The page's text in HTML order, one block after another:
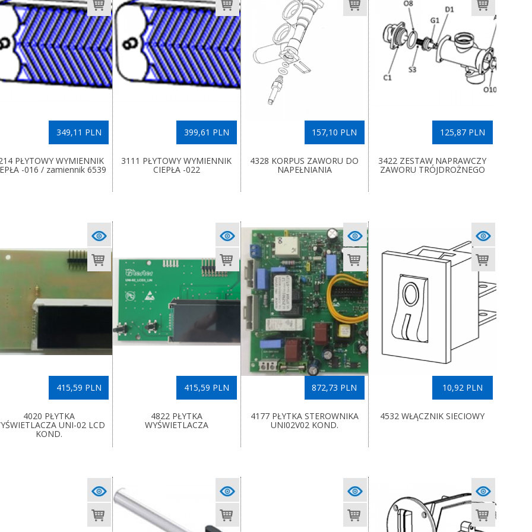
349,11 PLN
PŁYTOWY WYMIENNIK
-016 / zamiennik 6539
399,61 PLN
3111 PŁYTOWY WYMIENNIK
CIEPŁA -022
157,10 PLN
4328 KORPUS ZAWORU DO
NAPEŁNIANIA
125,87 PLN
3422 ZESTAW NAPRAWCZY
ZAWORU TRÓJDROŻNEGO
415,59 PLN
4020 PŁYTKA
UNI-02 LCD
KOND.
415,59 PLN
4822 PŁYTKA
WYŚWIETLACZA
872,73 PLN
4177 PŁYTKA STEROWNIKA
UNI02V02 KOND.
10,92 PLN
4532 WŁĄCZNIK SIECIOWY